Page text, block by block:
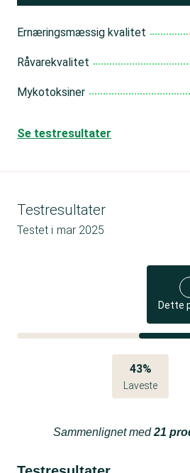
Ernæringsmæssig kvalitet
Råvarekvalitet
Mykotoksiner
Se testresultater
Testresultater
Testet i mar 2025
Dette
43%
Laveste
Sammenlignet med21